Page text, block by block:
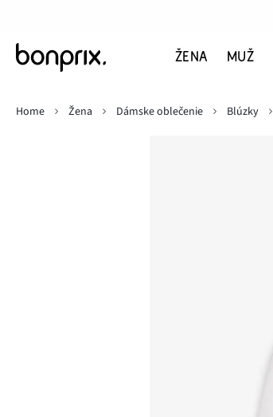
ŽENA MUŽ
Home
Žena Dámske oblečenie Blúzky